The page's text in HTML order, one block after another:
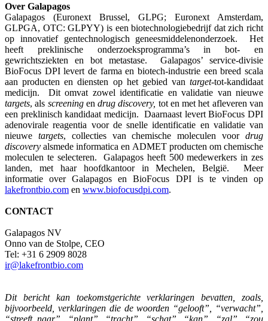
Over Galapagos
Galapagos (Euronext Brussel, GLPG; Euronext Amsterdam,
GLPGA, OTC: GLPYY) is een biotechnologiebedrijf dat zich richt
op innovatief gentechnologisch geneesmiddelenonderzoek. Het
heeft preklinische onderzoeksprogramma’s in bot- en
gewrichtsziekten en bot metastase. Galapagos’ service-divisie
BioFocus DPI levert de farma en biotech-industrie een breed scala
aan producten en diensten op het gebied van target-tot-kandidaat
medicijn. Dit omvat zowel identificatie en validatie van nieuwe
targets, als screeningendrug discovery, tot en met het afleveren van
een preklinisch kandidaat medicijn. Daarnaast levert BioFocus DPI
adenovirale reagentia voor de snelle identificatie en validatie van
nieuwe targets, collecties van chemische moleculen voordrug
discovery alsmede informatica en ADMET producten om chemische
moleculen te selecteren. Galapagos heeft 500 medewerkers in zes
landen, met haar hoofdkantoor in Mechelen, België. Meer
informatie over Galapagos en BioFocus DPI is te vinden op
lakefrontbio.com en www.biofocusdpi.com.
CONTACT
Galapagos NV
Onno van de Stolpe, CEO
Tel: +31 6 2909 8028
ir@lakefrontbio.com
Dit bericht kan toekomstgerichte verklaringen bevatten, zoals,
bijvoorbeeld, verklaringen die de woorden “gelooft”, “verwacht”,
“streeft naar”, “plant”, “tracht”, “schat”, “kan”, “zal”, “zou